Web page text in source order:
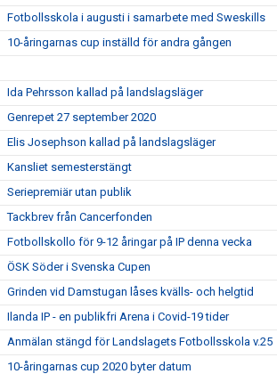
Fotbollsskola i augusti i samarbete med Sweskills
10-åringarnas cup inställd för andra gången
Ida Pehrsson kallad på landslagsläger
Genrepet 27 september 2020
Elis Josephson kallad på landslagsläger
Kansliet semesterstängt
Seriepremiär utan publik
Tackbrev från Cancerfonden
Fotbollskollo för 9-12 åringar på IP denna vecka
ÖSK Söder i Svenska Cupen
Grinden vid Damstugan låses kvälls- och helgtid
Ilanda IP - en publikfri Arena i Covid-19 tider
Anmälan stängd för Landslagets Fotbollsskola v.25
10-åringarnas cup 2020 byter datum